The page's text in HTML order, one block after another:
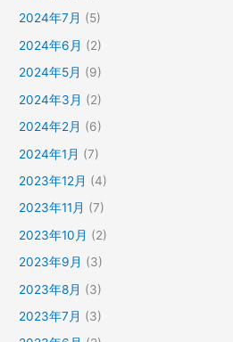
2024年7月 (5)
2024年6月 (2)
2024年5月 (9)
2024年3月 (2)
2024年2月 (6)
2024年1月 (7)
2023年12月 (4)
2023年11月 (7)
2023年10月 (2)
2023年9月 (3)
2023年8月 (3)
2023年7月 (3)